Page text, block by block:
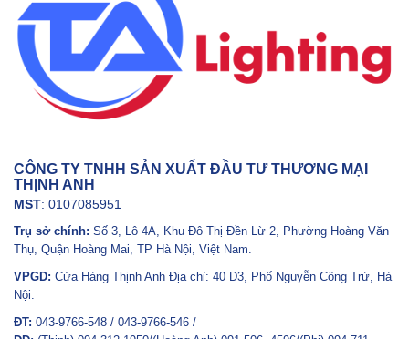
CÔNG TY TNHH SẢN XUẤT ĐẦU TƯ THƯƠNG MẠI
THỊNH ANH
MST: 0107085951
Trụ sở chính: Số 3, Lô 4A, Khu Đô Thị Đền Lừ 2, Phường Hoàng Văn
Thụ, Quận Hoàng Mai, TP Hà Nội, Việt Nam.
VPGD: Cửa Hàng Thịnh Anh Địa chỉ: 40 D3, Phố Nguyễn Công Trứ, Hà
Nội.
ĐT: 043-9766-548 / 043-9766-546 /